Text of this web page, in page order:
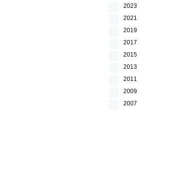
2023
2021
2019
2017
2015
2013
2011
2009
2007